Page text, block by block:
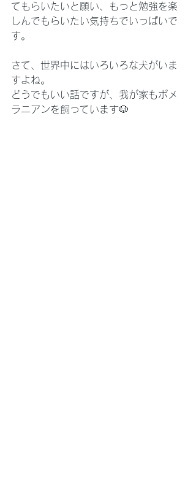
てもらいたいと願い、もっと勉強を楽
しんでもらいたい気持ちでいっぱいで
す。
さて、世界中にはいろいろな犬がいま
すよね。
どうでもいい話ですが、我が家もポメ
ラニアンを飼っています🐶